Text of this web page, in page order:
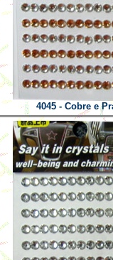
4045 - Cobre e